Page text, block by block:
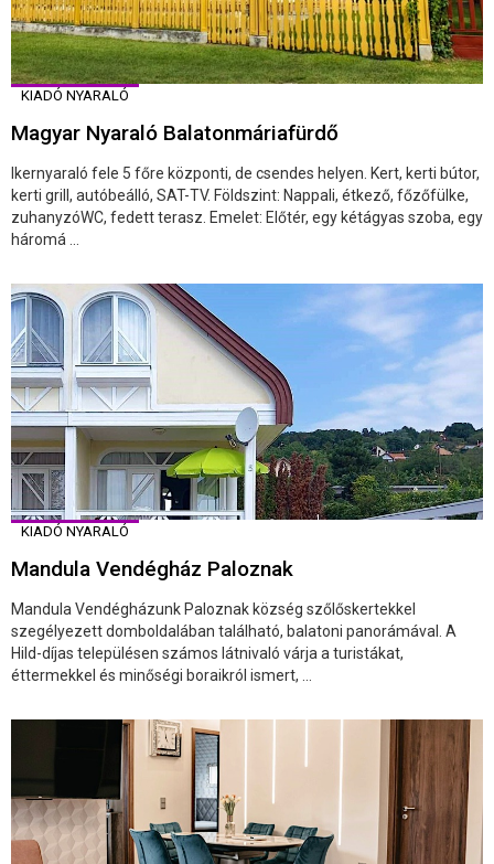
KIADÓ NYARALÓ
Magyar Nyaraló Balatonmáriafürdő
Ikernyaraló fele 5 főre központi, de csendes helyen. Kert, kerti bútor,
kerti grill, autóbeálló, SAT-TV. Földszint: Nappali, étkező, főzőfülke,
zuhanyzóWC, fedett terasz. Emelet: Előtér, egy kétágyas szoba, egy
háromá ...
KIADÓ NYARALÓ
Mandula Vendégház Paloznak
Mandula Vendégházunk Paloznak község szőlőskertekkel
szegélyezett domboldalában található, balatoni panorámával. A
Hild-díjas településen számos látnivaló várja a turistákat,
éttermekkel és minőségi boraikról ismert, ...